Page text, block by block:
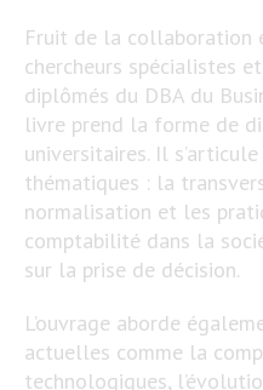
Fruit de la collaboration
chercheurs spécialistes
diplômés du DBA du
livre prend la forme de
universitaires. Il
thématiques : la
normalisation et les
comptabilité dans la
sur la prise de décision.
L’ouvrage aborde
actuelles comme la
technologiques,